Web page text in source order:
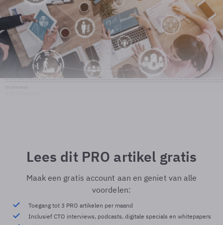
Lees dit PRO artikel gratis
Maak een gratis account aan en geniet van alle
voordelen:
Toegang tot 3 PRO artikelen per maand
Inclusief CTO interviews, podcasts, digitale specials en whitepapers